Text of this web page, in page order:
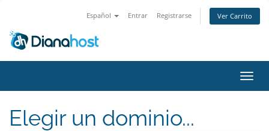
Español Entrar Registrarse Ver Carrito
Elegir un dominio...